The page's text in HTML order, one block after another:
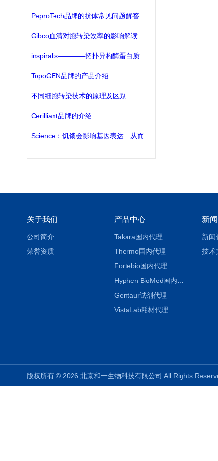
PeproTech品牌的抗体常见问题解答
Gibco血清对胞转染效率的影响解读
inspiralis————拓扑异构酶蛋白质印迹法
TopoGEN品牌的产品介绍
不同细胞转染技术的原理及区别
Cerilliant品牌的介绍
Science：饥饿会影响基因表达，从而影响摄食行为和衰老
关于我们
公司简介
荣誉资质
产品中心
Takara国内代理
Thermo国内代理
Fortebio国内代理
Gentaur试剂代理
VistaLab耗材代理
新
新闻
技术
版权所有 © 2026 北京和一生物科技有限公司 All Rights